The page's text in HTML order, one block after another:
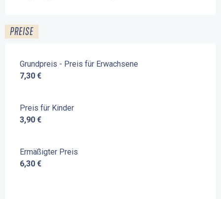
PREISE
Grundpreis - Preis für Erwachsene
7,30 €
Preis für Kinder
3,90 €
Ermäßigter Preis
6,30 €